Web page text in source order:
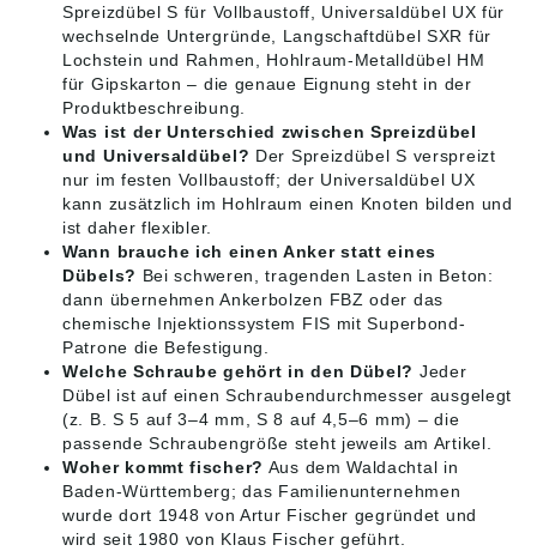
Spreizdübel S für Vollbaustoff, Universaldübel UX für
wechselnde Untergründe, Langschaftdübel SXR für
Lochstein und Rahmen, Hohlraum-Metalldübel HM
für Gipskarton – die genaue Eignung steht in der
Produktbeschreibung.
Was ist der Unterschied zwischen Spreizdübel
und Universaldübel? Der Spreizdübel S verspreizt
nur im festen Vollbaustoff; der Universaldübel UX
kann zusätzlich im Hohlraum einen Knoten bilden und
ist daher flexibler.
Wann brauche ich einen Anker statt eines
Dübels? Bei schweren, tragenden Lasten in Beton:
dann übernehmen Ankerbolzen FBZ oder das
chemische Injektionssystem FIS mit Superbond-
Patrone die Befestigung.
Welche Schraube gehört in den Dübel? Jeder
Dübel ist auf einen Schraubendurchmesser ausgelegt
(z. B. S 5 auf 3–4 mm, S 8 auf 4,5–6 mm) – die
passende Schraubengröße steht jeweils am Artikel.
Woher kommt fischer? Aus dem Waldachtal in
Baden-Württemberg; das Familienunternehmen
wurde dort 1948 von Artur Fischer gegründet und
wird seit 1980 von Klaus Fischer geführt.